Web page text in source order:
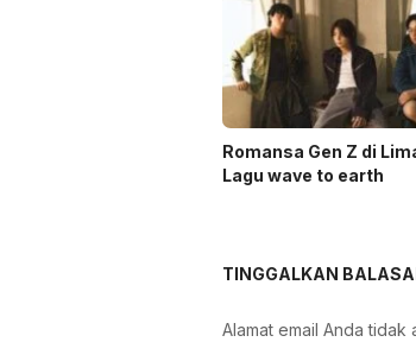
Romansa Gen Z di
Lagu wave to earth
TINGGALKAN
Alamat email Anda tidak